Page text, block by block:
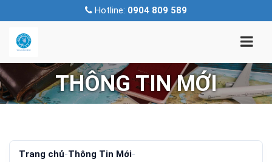
Hotline: 0904 809 589
THÔNG TIN MỚI
Trang chủ-Thông Tin Mới-